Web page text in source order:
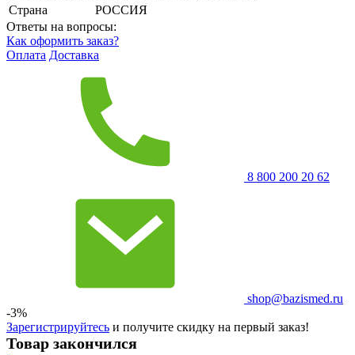
Страна
РОССИЯ
Ответы на вопросы:
Как оформить заказ?
Оплата Доставка
8 800 200 20 62
shop@bazismed.ru
-3%
Зарегистрируйтесь и получите скидку на первый заказ!
Товар закончился